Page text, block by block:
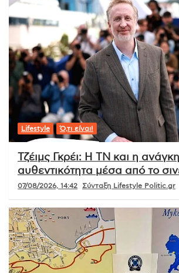
Lifestyle Ό,τι είναι!
Τζέιμς Γκρέι: Η ΤΝ και η
αυθεντικότητα μέσα από το
07/08/2026, 14:42 Σύνταξη Lifestyle Politic.gr